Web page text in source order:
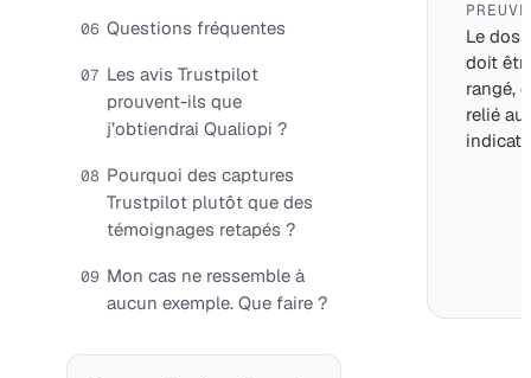
06 Questions fréquentes
07 Les avis Trustpilot
prouvent-ils que
j’obtiendrai Qualiopi ?
08 Pourquoi des captures
Trustpilot plutôt que des
témoignages retapés ?
09 Mon cas ne ressemble à
aucun exemple. Que faire ?
PREUVE
Le
doit
rangé,
relié